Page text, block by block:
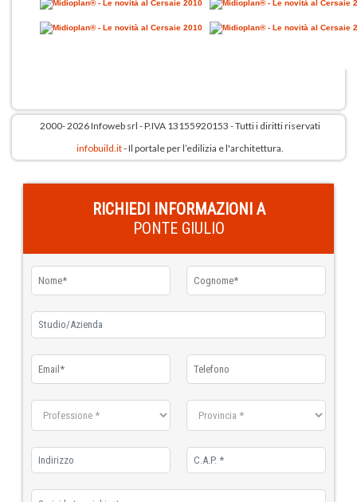
2000- 2026 Infoweb srl - P.IVA 13155920153 - Tutti i diritti riservati
infobuild.it- Il portale per l’edilizia e l'architettura.
RICHIEDI INFORMAZIONI A
PONTE GIULIO